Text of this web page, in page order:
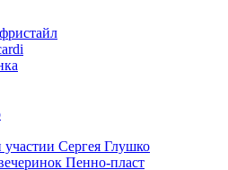
Сергея Глушко
Пенно-пласт